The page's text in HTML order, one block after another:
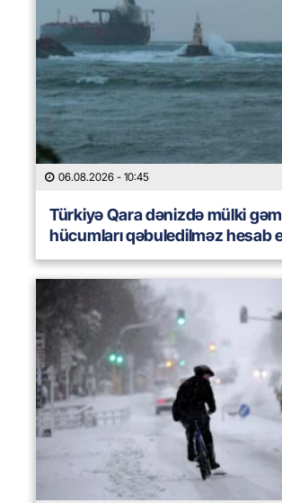
06.08.2026 - 10:45
Türkiyə Qara dənizdə mülki
hücumları qəbuledilməz hesab